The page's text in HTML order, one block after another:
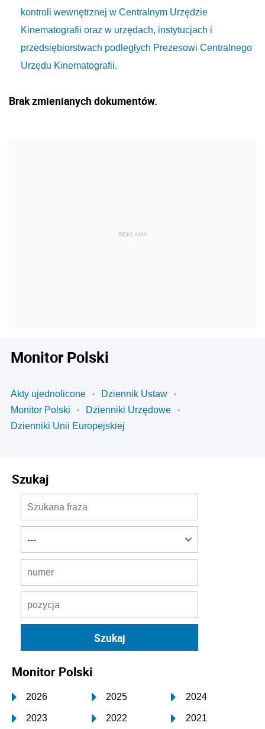
kontroli wewnętrznej w Centralnym Urzędzie
Kinematografii oraz w urzędach, instytucjach i
przedsiębiorstwach podległych Prezesowi Centralnego
Urzędu Kinematografii.
Brak zmienianych dokumentów.
Monitor Polski
Akty ujednolicone
Dziennik Ustaw
Monitor Polski
Dzienniki Urzędowe
Dzienniki Unii Europejskiej
Szukaj
Monitor Polski
2026 2025 2024
2023 2022 2021